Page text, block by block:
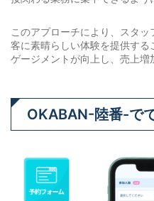
このアプローチにより、スタ
客に素晴らしい体験を提供す
ゲージメントが向上し、売上増
OKABAN-陸番-で